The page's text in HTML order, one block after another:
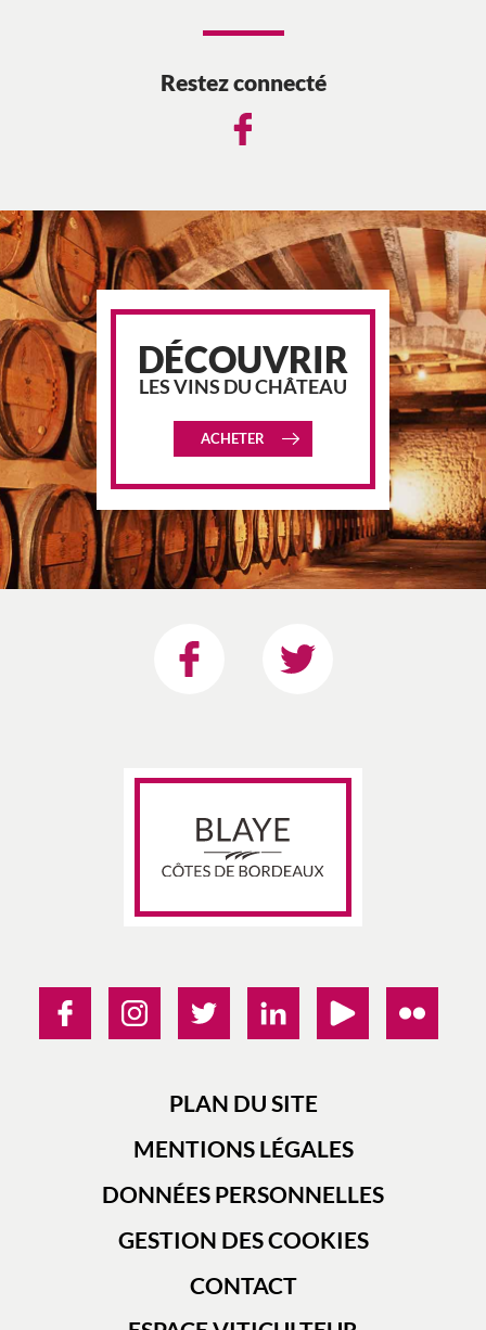
Restez connecté
DÉCOUVRIR
LES VINS DU CHÂTEAU
ACHETER
PLAN DU SITE
MENTIONS LÉGALES
DONNÉES PERSONNELLES
GESTION DES COOKIES
CONTACT